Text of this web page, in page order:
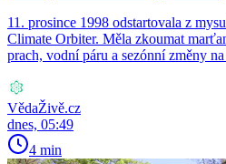
11. prosince 1998 odstartovala z
Climate Orbiter. Měla zkoumat
prach, vodní páru a sezónní změny
VědaŽivě.cz
dnes, 05:49
4 min